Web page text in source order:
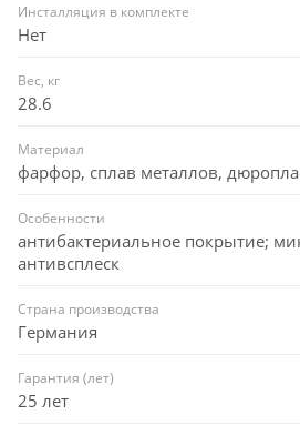
Инсталляция в комплекте
Нет
Вес, кг
28.6
Материал
фарфор, сплав металлов,
Особенности
антибактериальное покрытие;
антивсплеск
Страна производства
Германия
Гарантия (лет)
25 лет